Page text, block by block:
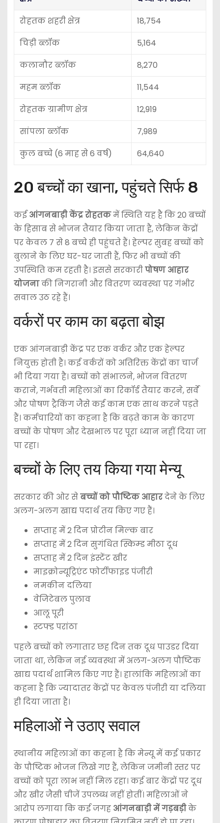
रोहतक शहरी क्षेत्र
18,754
चिड़ी ब्लॉक
5,164
कलानौर ब्लॉक
8,270
महम ब्लॉक
11,544
रोहतक ग्रामीण क्षेत्र
12,919
सांपला ब्लॉक
7,989
कुल बच्चे (6 माह से 6 वर्ष)
64,640
20 बच्चों का खाना, पहुंचते सिर्फ 8
कईआंगनबाड़ी केंद्र रोहतकमें स्थिति यह है कि 20 बच्चों
के हिसाब से भोजन तैयार किया जाता है, लेकिन केंद्रों
पर केवल 7 से 8 बच्चे ही पहुंचते हैं। हेल्पर सुबह बच्चों को
बुलाने के लिए घर-घर जाती हैं, फिर भी बच्चों की
उपस्थिति कम रहती है। इससे सरकारीपोषण आहार
योजनाकी निगरानी और वितरण व्यवस्था पर गंभीर
सवाल उठ रहे हैं।
वर्करों पर काम का बढ़ता बोझ
एक आंगनबाड़ी केंद्र पर एक वर्कर और एक हेल्पर
नियुक्त होती है। कई वर्करों को अतिरिक्त केंद्रों का चार्ज
भी दिया गया है। बच्चों को संभालने, भोजन वितरण
कराने, गर्भवती महिलाओं का रिकॉर्ड तैयार करने, सर्वे
और पोषण ट्रैकिंग जैसे कई काम एक साथ करने पड़ते
हैं। कर्मचारियों का कहना है कि बढ़ते काम के कारण
बच्चों के पोषण और देखभाल पर पूरा ध्यान नहीं दिया जा
पा रहा।
बच्चों के लिए तय किया गया मेन्यू
सरकार की ओर सेबच्चों को पौष्टिक आहारदेने के लिए
अलग-अलग खाद्य पदार्थ तय किए गए हैं।
सप्ताह में 2 दिन प्रोटीन मिल्क बार
सप्ताह में 2 दिन सुगंधित स्किम्ड मीठा दूध
सप्ताह में 2 दिन इंस्टेंट खीर
माइक्रोन्यूट्रिएंट फोर्टीफाइड पंजीरी
नमकीन दलिया
वेजिटेबल पुलाव
आलू पूरी
स्टफ्ड परांठा
पहले बच्चों को लगातार छह दिन तक दूध पाउडर दिया
जाता था, लेकिन नई व्यवस्था में अलग-अलग पौष्टिक
खाद्य पदार्थ शामिल किए गए हैं। हालांकि महिलाओं का
कहना है कि ज्यादातर केंद्रों पर केवल पंजीरी या दलिया
ही दिया जाता है।
महिलाओं ने उठाए सवाल
स्थानीय महिलाओं का कहना है कि मेन्यू में कई प्रकार
के पौष्टिक भोजन लिखे गए हैं, लेकिन जमीनी स्तर पर
बच्चों को पूरा लाभ नहीं मिल रहा। कई बार केंद्रों पर दूध
और खीर जैसी चीजें उपलब्ध नहीं होतीं। महिलाओं ने
आरोप लगाया कि कई जगह आंगनबाड़ी में गड़बड़ीके